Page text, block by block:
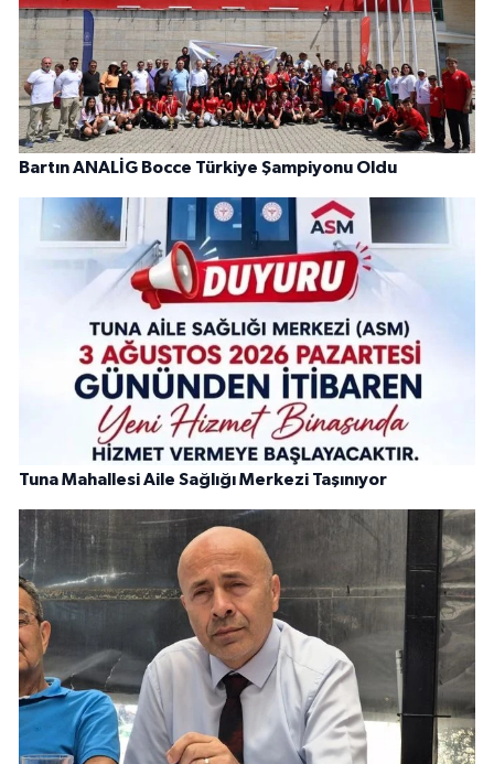
Bartın ANALİG Bocce Türkiye Şampiyonu Oldu
Tuna Mahallesi Aile Sağlığı Merkezi Taşınıyor